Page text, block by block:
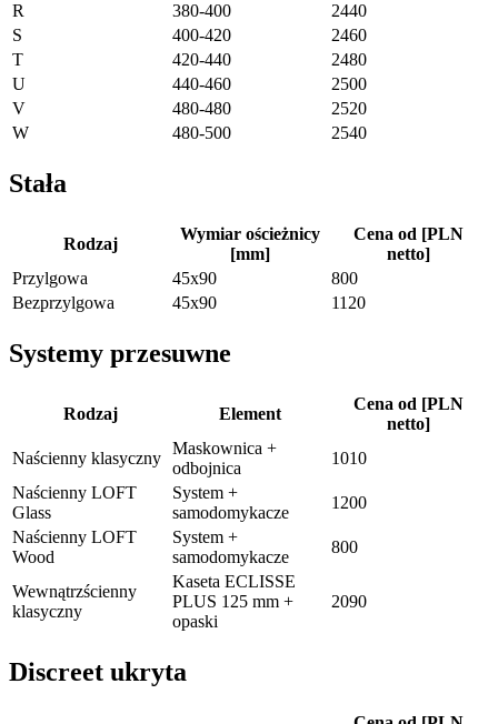
R
380-400
2440
S
400-420
2460
T
420-440
2480
U
440-460
2500
V
480-480
2520
W
480-500 2540
Stała
Rodzaj
Wymiar ościeżnicy
[mm]
Cena od [PLN
netto]
Przylgowa
45x90
800
Bezprzylgowa
45x90 1120
Systemy przesuwne
Rodzaj Element
Cena od [PLN
netto]
Naścienny klasyczny
Maskownica +
odbojnica
1010
Naścienny LOFT
Glass
System +
samodomykacze
1200
Naścienny LOFT
Wood
System +
samodomykacze
800
Wewnątrzścienny
klasyczny
Kaseta ECLISSE
PLUS 125 mm +
opaski
2090
Discreet ukryta